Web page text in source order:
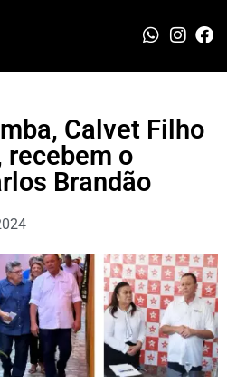
Calvet Filho
recebem o
Brandão